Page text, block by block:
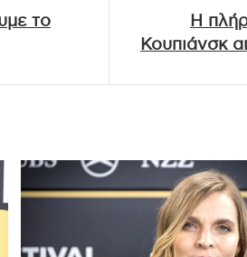
το
Η
Κουπιάνσκ